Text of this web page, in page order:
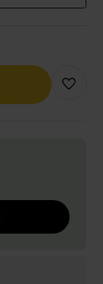
Ajouter à